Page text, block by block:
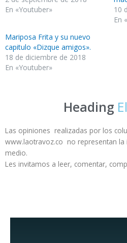
En «Youtuber»
10
En
Mariposa Frita y su nuevo
capitulo «Dizque amigos».
18 de diciembre de 2018
En «Youtuber»
Heading
Las opiniones realizadas por los
www.laotravoz.co no representan la
medio.
Les invitamos a leer, comentar,